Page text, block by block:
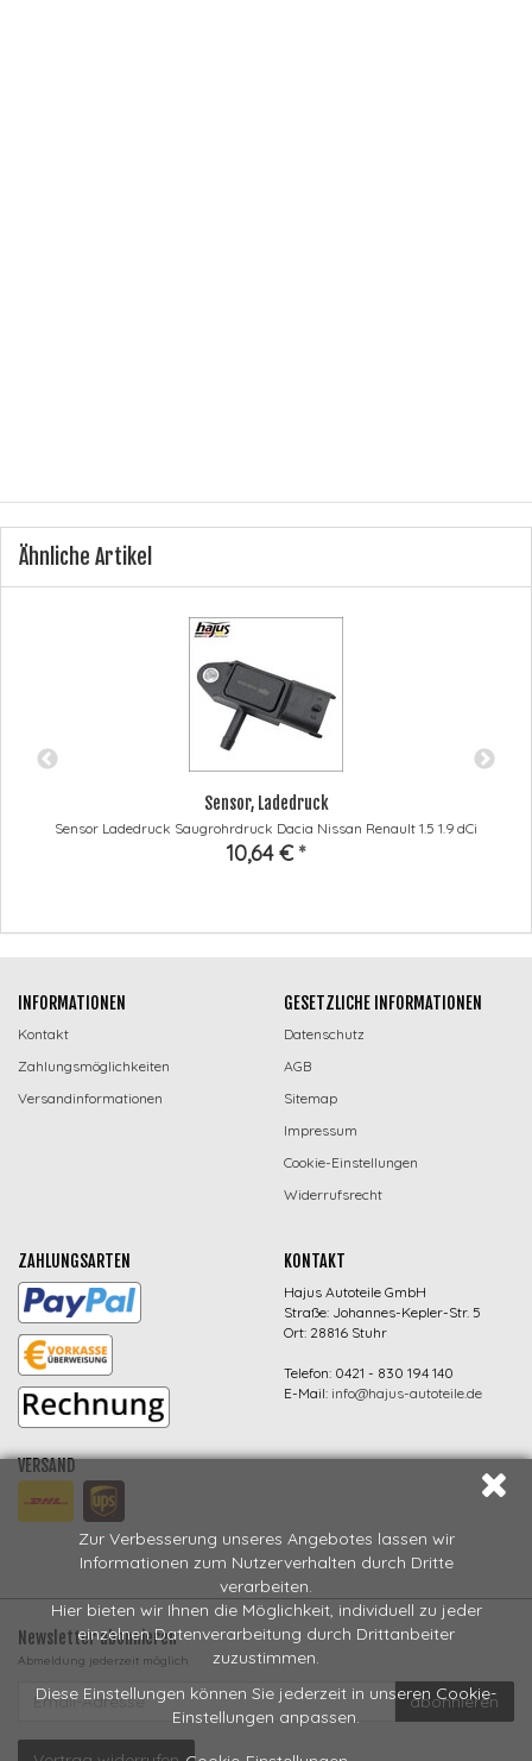
Zur Verbesserung unseres Angebotes lassen wir
Informationen zum Nutzerverhalten durch Dritte
verarbeiten.
Hier bieten wir Ihnen die Möglichkeit, individuell zu jeder
einzelnen Datenverarbeitung durch Drittanbeiter
zuzustimmen.
Diese Einstellungen können Sie jederzeit in unseren Cookie-
Einstellungen anpassen.
Ähnliche Artikel
Sensor, Ladedruck
Sensor Ladedruck Saugrohrdruck Dacia Nissan Renault 1.5 1.9 dCi
10,64 € *
INFORMATIONEN
Kontakt
Zahlungsmöglichkeiten
Versandinformationen
GESETZLICHE INFORMATIONEN
Datenschutz
AGB
Sitemap
Impressum
Cookie-Einstellungen
Widerrufsrecht
ZAHLUNGSARTEN
VERSAND
KONTAKT
Hajus Autoteile GmbH
Straße: Johannes-Kepler-Str. 5
Ort: 28816 Stuhr
Telefon: 0421 - 830 194 140
E-Mail: info@hajus-autoteile.de
Newsletter abonnieren
Abmeldung jederzeit möglich
EMAIL-
abonnieren